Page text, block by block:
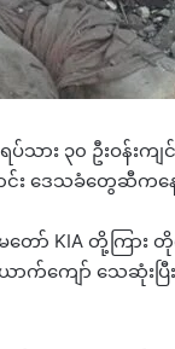
ား ၃၀ ဦးဝန်းကျ
ာင်း ဒေသခံတွေဆီက
တော် KIA တို့ကြား
ောက်ကျော် သေဆုံး